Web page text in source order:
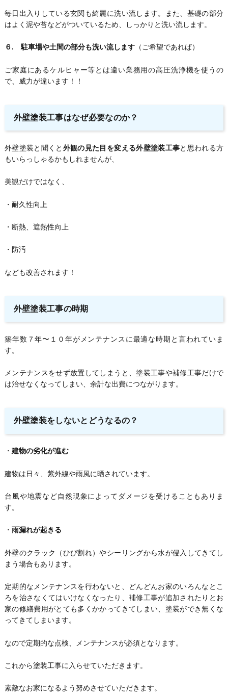
毎日出入りしている玄関も綺麗に洗い流します。また、基礎の部分
はよく泥や苔などがついているため、しっかりと洗い流します。
６. 駐車場や土間の部分も洗い流します（ご希望であれば）
ご家庭にあるケルヒャー等とは違い業務用の高圧洗浄機を使うの
で、威力が違います！！
外壁塗装工事はなぜ必要なのか？
外壁塗装と聞くと 外観の見た目を変える外壁塗装工事と思われる方
もいらっしゃるかもしれませんが、
美観だけではなく、
・耐久性向上
・断熱、遮熱性向上
・防汚
なども改善されます！
外壁塗装工事の時期
築年数７年〜１０年がメンテナンスに最適な時期と言われていま
す。
メンテナンスをせず放置してしまうと、塗装工事や補修工事だけで
は治せなくなってしまい、余計な出費につながります。
外壁塗装をしないとどうなるの？
・ 建物の劣化が進む
建物は日々、紫外線や雨風に晒されています。
台風や地震など自然現象によってダメージを受けることもありま
す。
・ 雨漏れが起きる
外壁のクラック（ひび割れ）やシーリングから水が侵入してきてし
まう場合もあります。
定期的なメンテナンスを行わないと、どんどんお家のいろんなとこ
ろを治さなくてはいけなくなったり、補修工事が追加されたりとお
家の修繕費用がとても多くかかってきてしまい、塗装ができ無くな
ってきてしまいます。
なので定期的な点検、メンテナンスが必須となります。
これから塗装工事に入らせていただきます。
素敵なお家になるよう努めさせていただきます。